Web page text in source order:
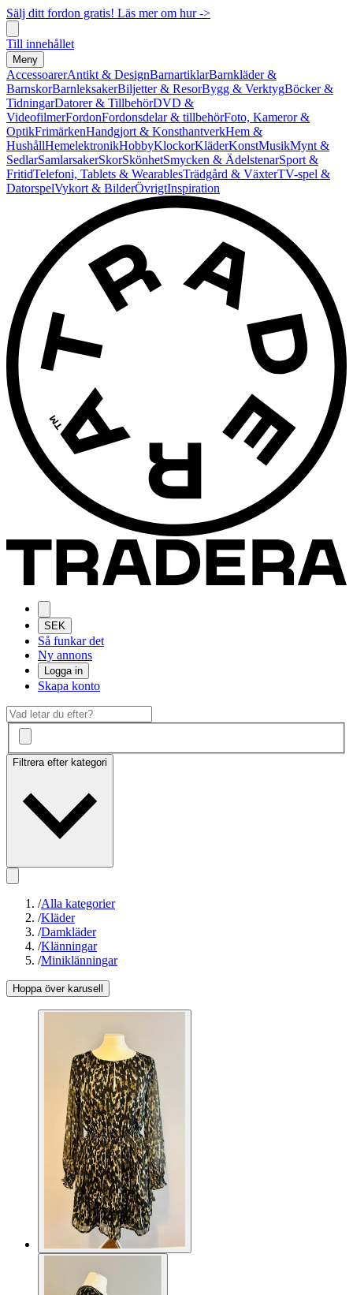
Sälj ditt fordon gratis! Läs mer om hur ->
Till innehållet
Meny
AccessoarerAntikt & DesignBarnartiklarBarnkläder &
BarnskorBarnleksakerBiljetter & ResorBygg & VerktygBöcker &
TidningarDatorer & TillbehörDVD &
VideofilmerFordonFordonsdelar & tillbehörFoto, Kameror &
OptikFrimärkenHandgjort & KonsthantverkHem &
HushållHemelektronikHobbyKlockorKläderKonstMusikMynt &
SedlarSamlarsakerSkorSkönhetSmycken & ÄdelstenarSport &
FritidTelefoni, Tablets & WearablesTrädgård & VäxterTV-spel &
DatorspelVykort & BilderÖvrigtInspiration
SEK
Så funkar det
Ny annons
Logga in
Skapa konto
Filtrera efter kategori
/Alla kategorier
/Kläder
/Damkläder
/Klänningar
/Miniklänningar
Hoppa över karusell